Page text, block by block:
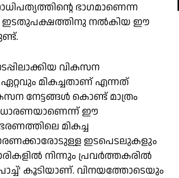
ഭാഗമാണെന്ന
ഇടതുപക്ഷത്തിനു നൽകിയ ഈ
വികസന
മികച്ചതാണ് എന്നത്
നേട്ടങ്ങൾ കൊണ്ട് മാത്രം
ഈ
മികച്ച
ഇടപെടലുകളും
നിന്നും പ്രവർത്തകരിൽ
കൂടിയാണ്. വിനയത്തോടെയും